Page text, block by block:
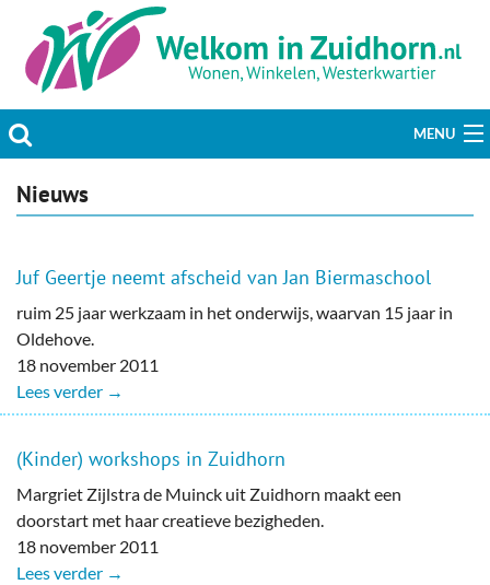
MENU
Actueel
Welzijn & Maatschappij
Bedrijven
Prikbord & Aanbiedingen
Nieuws
Juf Geertje neemt afscheid van Jan Biermaschool
ruim 25 jaar werkzaam in het onderwijs, waarvan 15 jaar in
Oldehove.
18 november 2011
Lees verder →
(Kinder) workshops in Zuidhorn
Margriet Zijlstra de Muinck uit Zuidhorn maakt een
doorstart met haar creatieve bezigheden.
18 november 2011
Lees verder →